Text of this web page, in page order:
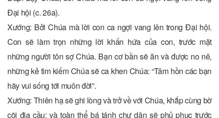
Ðại hội (c. 26a).
Xướng: Bởi Chúa mà lời con ca ngợi vang lên trong Ðại hội.
Con sẽ làm trọn những lời khấn hứa của con, trước mặt
những người tôn sợ Chúa. Bạn cơ bần sẽ ăn và được no nê,
những kẻ tìm kiếm Chúa sẽ ca khen Chúa: “Tâm hồn các bạn
hãy vui sống tới muôn đời”.
Xướng: Thiên hạ sẽ ghi lòng và trở về với Chúa, khắp cùng bờ
cõi địa cầu; và toàn thể bá tánh chư dân sẽ phủ phục trước